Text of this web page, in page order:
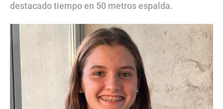
destacado tiempo en 50 metros espalda.